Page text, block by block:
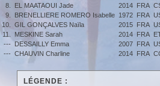
8.
EL MAATAOUI Jade 2014 FRA
9.
BRENELLIERE ROMERO Isabelle 1972 FRA
10.
GIL GONÇALVES Naïla 2015 FRA
11.
MESKINE Sarah 2014 FRA
--- DESSAILLY Emma 2007 FRA
--- CHAUVIN Charline 2014 FRA
LÉGENDE :